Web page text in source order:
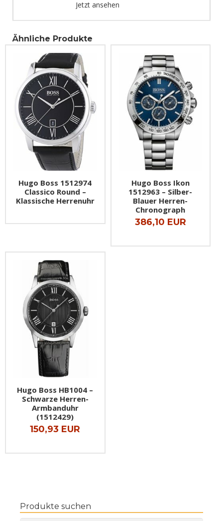
Jetzt ansehen
Ähnliche Produkte
Hugo Boss 1512974
Classico Round –
Klassische Herrenuhr
Hugo Boss Ikon
1512963 – Silber-
Blauer Herren-
Chronograph
386,10 EUR
Hugo Boss HB1004 –
Schwarze Herren-
Armbanduhr
(1512429)
150,93 EUR
Produkte suchen